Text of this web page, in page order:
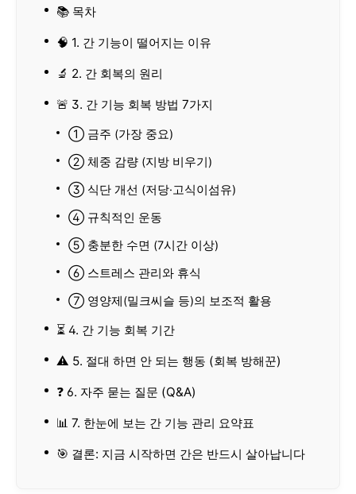
📚 목차
🧠 1. 간 기능이 떨어지는 이유
🔬 2. 간 회복의 원리
🚨 3. 간 기능 회복 방법 7가지
① 금주 (가장 중요)
② 체중 감량 (지방 비우기)
③ 식단 개선 (저당·고식이섬유)
④ 규칙적인 운동
⑤ 충분한 수면 (7시간 이상)
⑥ 스트레스 관리와 휴식
⑦ 영양제(밀크씨슬 등)의 보조적 활용
⏳ 4. 간 기능 회복 기간
⚠️ 5. 절대 하면 안 되는 행동 (회복 방해꾼)
❓ 6. 자주 묻는 질문 (Q&A)
📊 7. 한눈에 보는 간 기능 관리 요약표
🎯 결론: 지금 시작하면 간은 반드시 살아납니다